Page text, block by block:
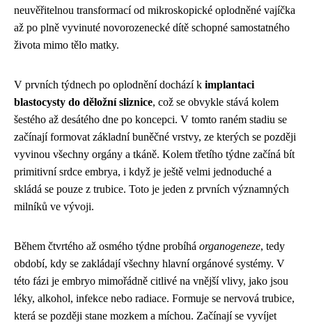
neuvěřitelnou transformací od mikroskopické oplodněné vajíčka
až po plně vyvinuté novorozenecké dítě schopné samostatného
života mimo tělo matky.
V prvních týdnech po oplodnění dochází k implantaci
blastocysty do děložní sliznice, což se obvykle stává kolem
šestého až desátého dne po koncepci. V tomto raném stadiu se
začínají formovat základní buněčné vrstvy, ze kterých se později
vyvinou všechny orgány a tkáně. Kolem třetího týdne začíná bít
primitivní srdce embrya, i když je ještě velmi jednoduché a
skládá se pouze z trubice. Toto je jeden z prvních významných
milníků ve vývoji.
Během čtvrtého až osmého týdne probíhá organogeneze, tedy
období, kdy se zakládají všechny hlavní orgánové systémy. V
této fázi je embryo mimořádně citlivé na vnější vlivy, jako jsou
léky, alkohol, infekce nebo radiace. Formuje se nervová trubice,
která se později stane mozkem a míchou. Začínají se vyvíjet